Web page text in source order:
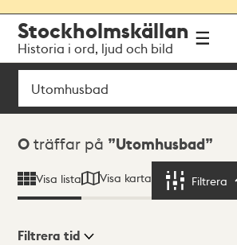
navigationen
huvudinnehållet
Stockholmskällan
Historia i ord, ljud och bild
Sök
Sökresultat
0 träffar på Utomhusbad
Visa lista Visa karta Filtrera
Filtrera tid